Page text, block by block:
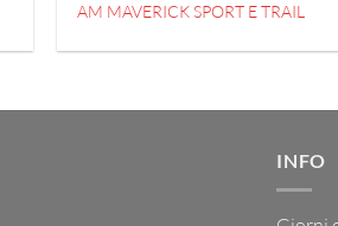
AM MAVERICK SPORT E TRAIL
INFO